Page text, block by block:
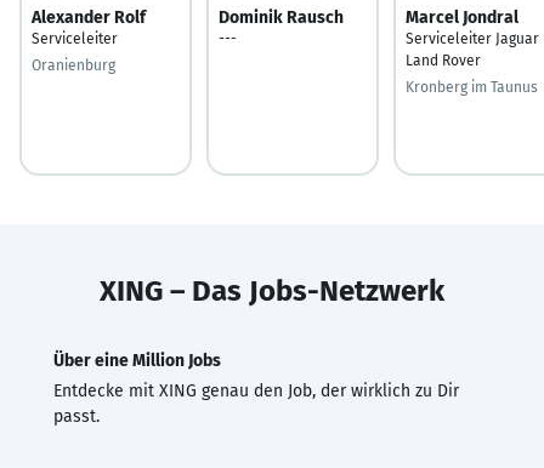
Alexander Rolf
Serviceleiter
Oranienburg
Dominik Rausch
---
Marcel Jondral
Serviceleiter Jaguar
Land Rover
Kronberg im Taunus
XING – Das Jobs-Netzwerk
Über eine Million Jobs
Entdecke mit XING genau den Job, der wirklich zu Dir
passt.